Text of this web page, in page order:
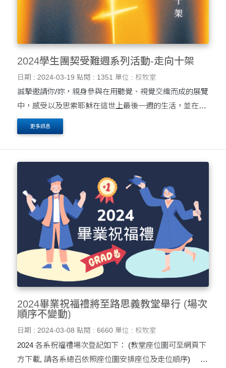
2024學生團契受難週系列活動-走向十架
日期 : 2024-03-19 點閱 : 1351 單位 : 校牧室
誠摯邀請你/妳，親身參與在用聽覺、視覺交織而成的展覽
中，感受以及思索耶穌在這世上最後一週的生活，並在當
中看見因著耶穌為我們付上生命作為贖罪代價，而帶給我
們平安的盼望。
更多訊息
2024畢業祝福禮將至路思義教堂舉行 (場次
順序不變動)
日期 : 2024-03-08 點閱 : 6660 單位 : 校牧室
2024 各系祝福禮場次登記如下： (教堂座位圖可至網頁下
方下載, 請各系總召依照座位圖安排座位及走位順序)